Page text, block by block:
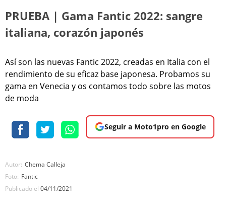
PRUEBA | Gama Fantic 2022: sangre
italiana, corazón japonés
Así son las nuevas Fantic 2022, creadas en Italia con el
rendimiento de su eficaz base japonesa. Probamos su
gama en Venecia y os contamos todo sobre las motos
de moda
Seguir a Moto1pro en Google
Autor: Chema Calleja
Foto: Fantic
Publicado el 04/11/2021